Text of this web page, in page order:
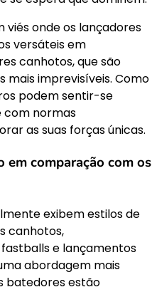
onde os lançadores
versáteis em
canhotos, que são
imprevisíveis. Como
podem sentir-se
com normas
as suas forças únicas.
comparação com os
exibem estilos de
canhotos,
e lançamentos
abordagem mais
batedores estão